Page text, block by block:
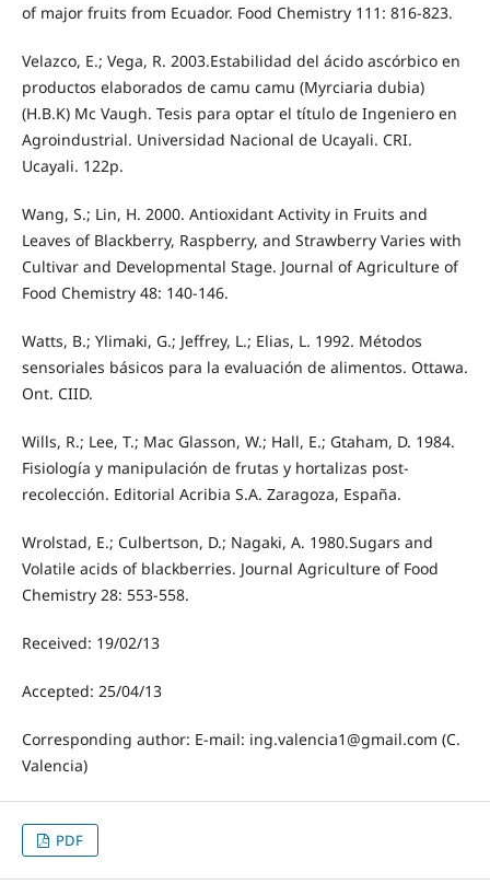
of major fruits from Ecuador. Food Chemistry 111: 816-823.
Velazco, E.; Vega, R. 2003.Estabilidad del ácido ascórbico en
productos elaborados de camu camu (Myrciaria dubia)
(H.B.K) Mc Vaugh. Tesis para optar el título de Ingeniero en
Agroindustrial. Universidad Nacional de Ucayali. CRI.
Ucayali. 122p.
Wang, S.; Lin, H. 2000. Antioxidant Activity in Fruits and
Leaves of Blackberry, Raspberry, and Strawberry Varies with
Cultivar and Developmental Stage. Journal of Agriculture of
Food Chemistry 48: 140-146.
Watts, B.; Ylimaki, G.; Jeffrey, L.; Elias, L. 1992. Métodos
sensoriales básicos para la evaluación de alimentos. Ottawa.
Ont. CIID.
Wills, R.; Lee, T.; Mac Glasson, W.; Hall, E.; Gtaham, D. 1984.
Fisiología y manipulación de frutas y hortalizas post-
recolección. Editorial Acribia S.A. Zaragoza, España.
Wrolstad, E.; Culbertson, D.; Nagaki, A. 1980.Sugars and
Volatile acids of blackberries. Journal Agriculture of Food
Chemistry 28: 553-558.
Received: 19/02/13
Accepted: 25/04/13
Corresponding author: E-mail: ing.valencia1@gmail.com (C.
Valencia)
PDF